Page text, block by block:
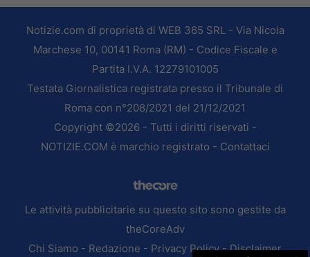
Notizie.com di proprietà di WEB 365 SRL - Via Nicola
Marchese 10, 00141 Roma (RM) - Codice Fiscale e
Partita I.V.A. 12279101005
Testata Giornalistica registrata presso il Tribunale di
Roma con n°208/2021 del 21/12/2021
Copyright ©2026 - Tutti i diritti riservati -
NOTIZIE.COM è marchio registrato - Contattaci
Le attività pubblicitarie su questo sito sono gestite da
theCoreAdv
Chi Siamo - Redazione - Privacy Policy-Disclaimer